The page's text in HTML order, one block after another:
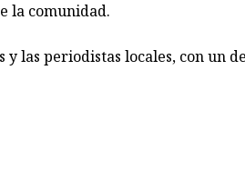
la comunidad.
periodistas locales, con un